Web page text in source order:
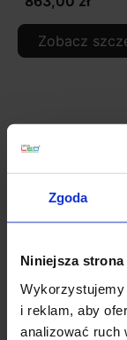
Zgoda
Niniejsza
i reklam, aby
analizować ruch
Zobacz
LUCES
URUAPAN
wisząca 8xG9